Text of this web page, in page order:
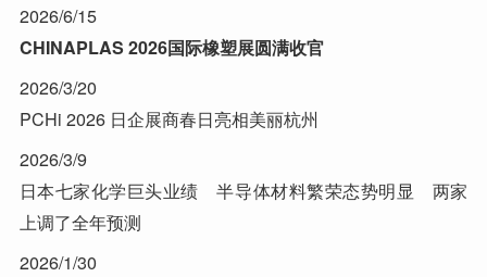
2026/6/15
CHINAPLAS 2026国际橡塑展圆满收官
2026/3/20
PCHi 2026 日企展商春日亮相美丽杭州
2026/3/9
日本七家化学巨头业绩 半导体材料繁荣态势明显 两家
上调了全年预测
2026/1/30